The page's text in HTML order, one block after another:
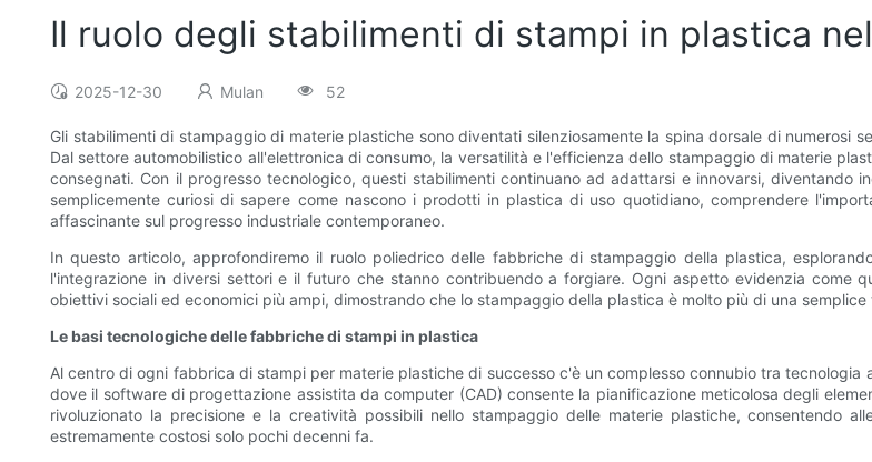
Il ruolo degli stabilimenti di stampi in plastica
2025-12-30 Mulan 52
Gli stabilimenti di stampaggio di materie plastiche sono diventati silenziosamente la spina dorsale di numerosi
Dal settore automobilistico all'elettronica di consumo, la versatilità e l'efficienza dello stampaggio di materie
consegnati. Con il progresso tecnologico, questi stabilimenti continuano ad adattarsi e innovarsi, diventando
semplicemente curiosi di sapere come nascono i prodotti in plastica di uso quotidiano, comprendere
affascinante sul progresso industriale contemporaneo.
In questo articolo, approfondiremo il ruolo poliedrico delle fabbriche di stampaggio della plastica,
l'integrazione in diversi settori e il futuro che stanno contribuendo a forgiare. Ogni aspetto evidenzia come
obiettivi sociali ed economici più ampi, dimostrando che lo stampaggio della plastica è molto più di una
Le basi tecnologiche delle fabbriche di stampi in plastica
Al centro di ogni fabbrica di stampi per materie plastiche di successo c'è un complesso connubio tra
dove il software di progettazione assistita da computer (CAD) consente la pianificazione meticolosa degli
rivoluzionato la precisione e la creatività possibili nello stampaggio delle materie plastiche, consentendo
estremamente costosi solo pochi decenni fa.